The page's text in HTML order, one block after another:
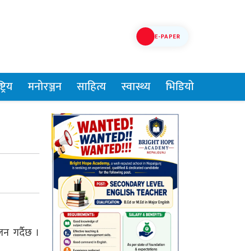
E-PAPER
मनोरञ्जन साहित्य स्वास्थ्य भिडियो
गर्दैछ ।